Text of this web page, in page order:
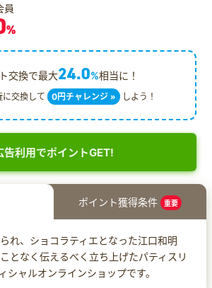
員
%
交換で最大24.0%相当に！
交換して 0円チャレンジ » しよう！
告利用でポイントGET!
ポイント獲得条件 重要
れ、ショコラティエとなった江口和明
となく伝えるべく立ち上げたパティスリ
シャルオンラインショップです。